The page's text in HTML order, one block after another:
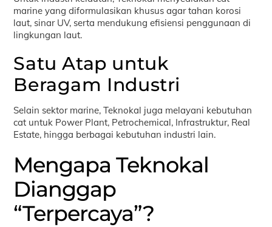
marine yang diformulasikan khusus agar tahan korosi
laut, sinar UV, serta mendukung efisiensi penggunaan di
lingkungan laut.
Satu Atap untuk
Beragam Industri
Selain sektor marine, Teknokal juga melayani kebutuhan
cat untuk Power Plant, Petrochemical, Infrastruktur, Real
Estate, hingga berbagai kebutuhan industri lain.
Mengapa Teknokal
Dianggap
“Terpercaya”?